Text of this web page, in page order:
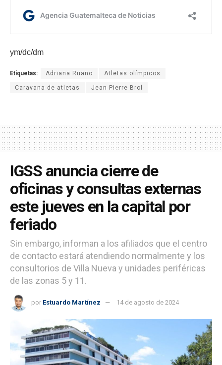
ym/dc/dm
Etiquetas: Adriana Ruano Atletas olímpicos
Caravana de atletas Jean Pierre Brol
IGSS anuncia cierre de
oficinas y consultas externas
este jueves en la capital por
feriado
Sin embargo, informan a los afiliados que el centro
de contacto estará atendiendo normalmente y los
consultorios de Villa Nueva y unidades periféricas
de las zonas 5 y 11.
por Estuardo Martínez 14 de agosto de 2024